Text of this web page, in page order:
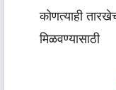
कोणत्याही
मिळवण्यासाठी